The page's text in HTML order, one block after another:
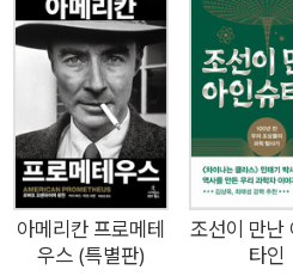
요한 진실들을 선별하는 탁월한 통
의 모든 부분들을 쉽고 흥미롭게
리 몸에 대한 찬사이자 몸을 잘 사
할 사항들을 상세히 설명한 안내서
사용으로 스스로를 망치고 있는 우
기도 하다. 독자들은 이 책을 통해
는 몸이라는 존재에 대해서 다시
것이다. 주요 내용 제1장은 59가지의 원소로 사람을 만드는 방법
아메리칸 프로메테
우스 (특별판)
조선이 만난
타인